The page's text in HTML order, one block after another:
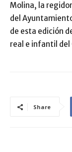
Molina, la
del
de esta edición
real e infantil
Share